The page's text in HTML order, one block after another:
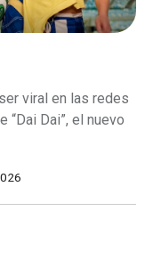
viral en las redes
Dai”, el nuevo